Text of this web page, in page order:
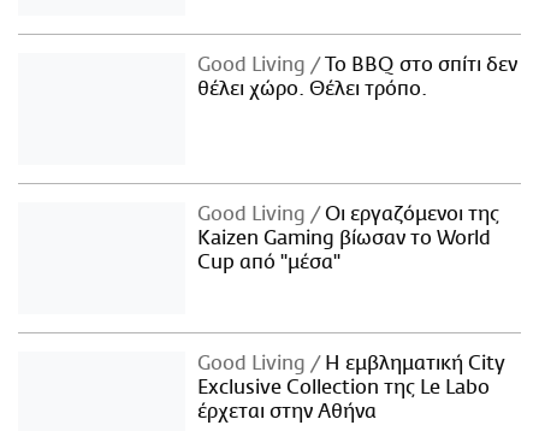
Good Living
Το BBQ στο σπίτι δεν
θέλει χώρο. Θέλει τρόπο.
Good Living
Οι εργαζόμενοι της
Kaizen Gaming βίωσαν το World
Cup από "μέσα"
Good Living
Η εμβληματική City
Exclusive Collection της Le Labo
έρχεται στην Αθήνα